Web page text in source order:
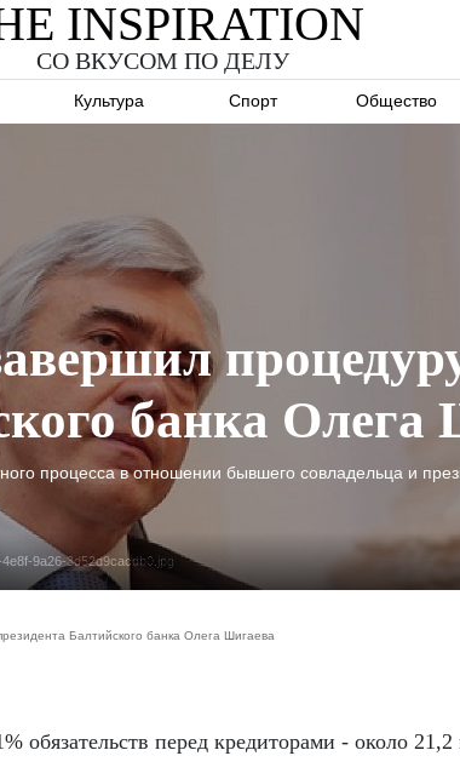
INSPIRATION
СО ВКУСОМ ПО ДЕЛУ
Культура Спорт Общество
9a26-3d52d9cacdb0.jpg
банка Олега
процесса в отношении бывшего совладельца и
Балтийского банка Олега Шигаева